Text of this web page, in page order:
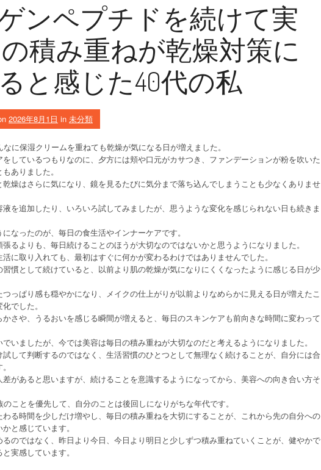
ンペプチドを続けて実
積み重ねが乾燥対策に
と感じた40代の私
2026年8月1日 in 未分類
に保湿クリームを重ねても乾燥が気になる日が増えました。
しているつもりなのに、夕方には頬や口元がカサつき、ファンデーションが粉を吹いた
ありました。
燥はさらに気になり、鏡を見るたびに気分まで落ち込んでしまうことも少なくありませ
を追加したり、いろいろ試してみましたが、思うような変化を感じられない日も続きま
なったのが、毎日の食生活やインナーケアです。
るよりも、毎日続けることのほうが大切なのではないかと思うようになりました。
に取り入れても、最初はすぐに何かが変わるわけではありませんでした。
慣として続けていると、以前より肌の乾燥が気になりにくくなったように感じる日が少
っぱり感も穏やかになり、メイクの仕上がりが以前よりなめらかに見える日が増えたこ
でした。
さや、うるおいを感じる瞬間が増えると、毎日のスキンケアも前向きな時間に変わって
いましたが、今では美容は毎日の積み重ねが大切なのだと考えるようになりました。
して判断するのではなく、生活習慣のひとつとして無理なく続けることが、自分には合
があると思いますが、続けることを意識するようになってから、美容への向き合い方そ
ことを優先して、自分のことは後回しになりがちな年代です。
る時間を少しだけ増やし、毎日の積み重ねを大切にすることが、これから先の自分への
と感じています。
のではなく、昨日より今日、今日より明日と少しずつ積み重ねていくことが、健やかで
実感しています。